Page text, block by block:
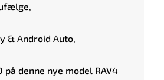
& Android Auto,
på denne nye model RAV4